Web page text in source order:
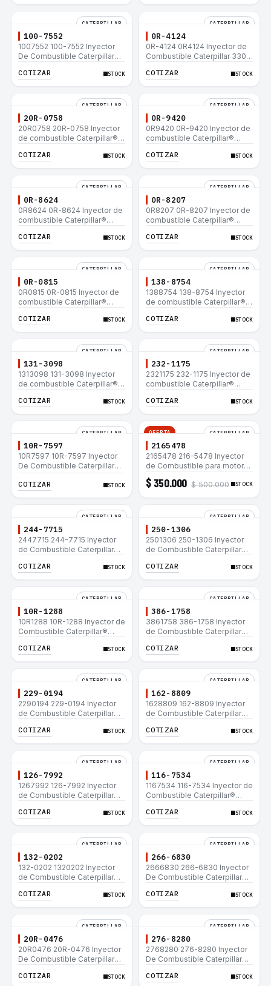
CATERPILLAR
100-7552
1007552 100-7552 Inyector
De Combustible Caterpillar®
12H 140G 950B
COTIZAR STOCK
CATERPILLAR
0R-4124
0R-4124 0R4124 Inyector de
Combustible Caterpillar 3306
160H D6R D6H D6R
COTIZAR STOCK
CATERPILLAR
20R-0758
20R0758 20R-0758 Inyector
de combustible Caterpillar®
657E 631E 988F II
COTIZAR STOCK
CATERPILLAR
0R-9420
0R9420 0R-9420 Inyector de
combustible Caterpillar®
657E 631E 988F II
COTIZAR STOCK
CATERPILLAR
0R-8624
0R8624 0R-8624 Inyector de
combustible Caterpillar®
657E 631E 988F II
COTIZAR STOCK
CATERPILLAR
0R-8207
0R8207 0R-8207 Inyector de
combustible Caterpillar®
657E 631E 988F II
COTIZAR STOCK
CATERPILLAR
0R-0815
0R0815 0R-0815 Inyector de
combustible Caterpillar®
657E 631E 988F II
COTIZAR STOCK
CATERPILLAR
138-8754
1388754 138-8754 Inyector
de combustible Caterpillar®
657E 631E 988F II
COTIZAR STOCK
CATERPILLAR
131-3098
1313098 131-3098 Inyector
de combustible Caterpillar®
657E 631E 988F II
COTIZAR STOCK
CATERPILLAR
232-1175
2321175 232-1175 Inyector de
combustible Caterpillar®
657E 631E 988F II
COTIZAR STOCK
CATERPILLAR
10R-7597
10R7597 10R-7597 Inyector
De Combustible Caterpillar®
320C 320C L
COTIZAR STOCK
OFERTA CATERPILLAR
2165478
2165478 216-5478 Inyector
de Combustible para motor
Caterpillar 3044C
minicargador 236B 246B
$ 350.000 $ 500.000 STOCK
CATERPILLAR
244-7715
2447715 244-7715 Inyector
de Combustible Caterpillar®
980H
COTIZAR STOCK
CATERPILLAR
250-1306
2501306 250-1306 Inyector
de Combustible Caterpillar®
3516C 854G 992G
COTIZAR STOCK
CATERPILLAR
10R-1288
10R1288 10R-1288 Inyector de
Combustible Caterpillar®
3516C 854G 992G
COTIZAR STOCK
CATERPILLAR
386-1758
3861758 386-1758 Inyector
de Combustible Caterpillar®
3516C 854G 992G
COTIZAR STOCK
CATERPILLAR
229-0194
2290194 229-0194 Inyector
de Combustible Caterpillar®
3516C 854G 992G
COTIZAR STOCK
CATERPILLAR
162-8809
1628809 162-8809 Inyector
de Combustible Caterpillar®
3516C 854G 992G
COTIZAR STOCK
CATERPILLAR
126-7992
1267992 126-7992 Inyector
de Combustible Caterpillar®
3516C 854G 992G
COTIZAR STOCK
CATERPILLAR
116-7534
1167534 116-7534 Inyector de
Combustible Caterpillar®
3516C 854G 992G
COTIZAR STOCK
CATERPILLAR
132-0202
132-0202 1320202 Inyector
de Combustible Caterpillar®
3516C 854G 992G
COTIZAR STOCK
CATERPILLAR
266-6830
2666830 266-6830 Inyector
De Combustible Caterpillar®
COTIZAR STOCK
CATERPILLAR
20R-0476
20R0476 20R-0476 Inyector
De Combustible Caterpillar®
COTIZAR STOCK
CATERPILLAR
276-8280
2768280 276-8280 Inyector
De Combustible Caterpillar®
COTIZAR STOCK